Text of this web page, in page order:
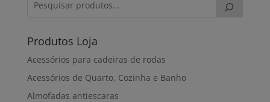
78,00€
Produtos Loja
Acessórios para cadeiras de rodas
Acessórios de Quarto, Cozinha e Banho
Almofadas antiescaras